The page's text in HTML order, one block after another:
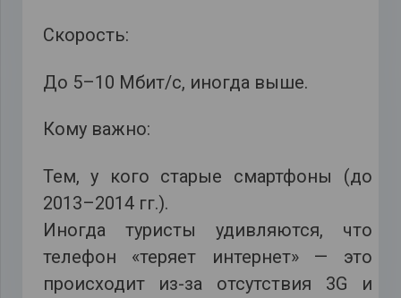
Скорость:
До 5–10 Мбит/с, иногда выше.
Кому важно:
Тем, у кого старые смартфоны (до
2013–2014 гг.).
Иногда туристы удивляются, что
телефон «теряет интернет» — это
происходит из-за отсутствия 3G и